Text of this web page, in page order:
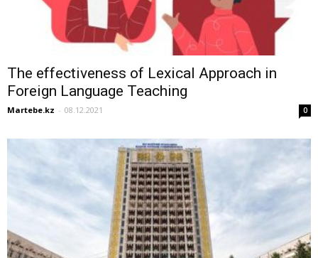
The effectiveness of Lexical Approach in
Foreign Language Teaching
Martebe.kz - 08.12.2021 0